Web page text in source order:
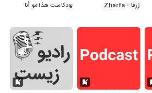
ژرفا - Zharfa بودكاست هذا مو أنا